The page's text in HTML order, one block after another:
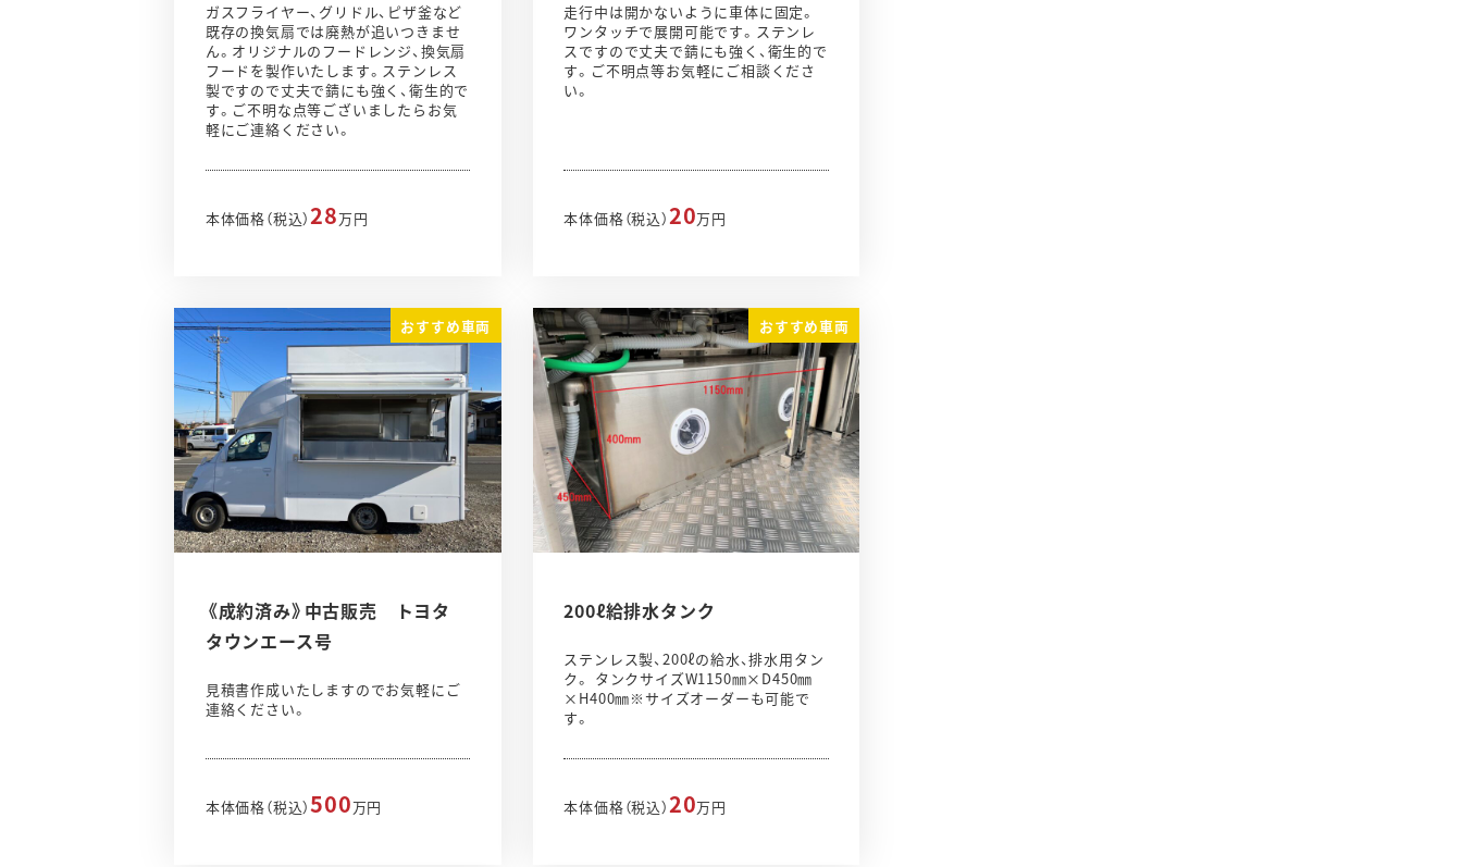
ガスフライヤー、グリドル、ピザ釜など
既存の換気扇では廃熱が追いつきませ
ん。オリジナルのフードレンジ、換気扇
フードを製作いたします。ステンレス
製ですので丈夫で錆にも強く、衛生的で
す。ご不明な点等ございましたらお気
軽にご連絡ください。
本体価格（税込）28万円
走行中は開かないように車体に固定。
ワンタッチで展開可能です。ステンレ
スですので丈夫で錆にも強く、衛生的で
す。ご不明点等お気軽にご相談くださ
い。
本体価格（税込）20万円
おすすめ車両
見積書作成いたしますのでお気軽にご
連絡ください。
本体価格（税込）500万円
《成約済み》中古販売 トヨタ
タウンエース号
おすすめ車両
ステンレス製、200ℓの給水、排水用タン
ク。 タンクサイズW1150㎜×D450㎜
×H400㎜※サイズオーダーも可能で
す。
本体価格（税込）20万円
200ℓ給排水タンク